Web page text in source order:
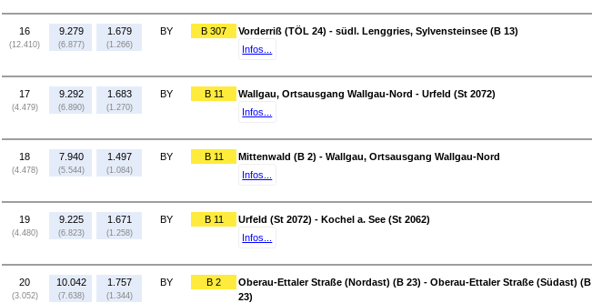
16
(12.410)
9.279
(6.877)
1.679
(1.266)
BY B 307
Vorderriß (TÖL 24) - südl. Lenggries, Sylvensteinsee (B 13)
Infos...
17
(4.479)
9.292
(6.890)
1.683
(1.270)
BY B 11
Wallgau, Ortsausgang Wallgau-Nord - Urfeld (St 2072)
Infos...
18
(4.478)
7.940
(5.544)
1.497
(1.084)
BY B 11
Mittenwald (B 2) - Wallgau, Ortsausgang Wallgau-Nord
Infos...
19
(4.480)
9.225
(6.823)
1.671
(1.258)
BY B 11
Urfeld (St 2072) - Kochel a. See (St 2062)
Infos...
20
(3.052)
10.042
(7.638)
1.757
(1.344)
BY B 2
Oberau-Ettaler Straße (Nordast) (B 23) - Oberau-Ettaler Straße (Südast) (B
23)